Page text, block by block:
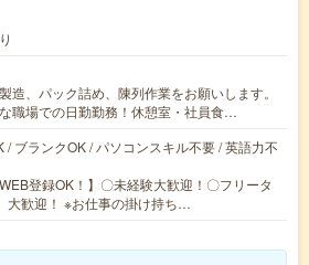
造、パック詰め、陳列作業をお願いします。
な職場での日勤勤務！休憩室・社員食…
/ ブランクOK / パソコンスキル不要 / 英語力不
登録OK！】〇未経験大歓迎！〇フリータ
歓迎！ ※お仕事の掛け持ち…